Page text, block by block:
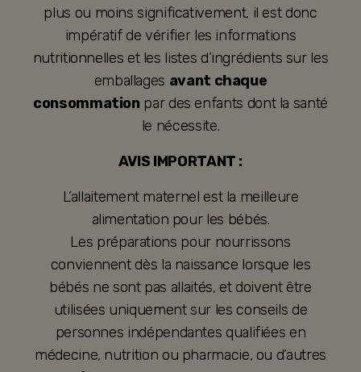
plus ou moins significativement, il est donc
impératif de vérifier les informations
nutritionnelles et les listes d’ingrédients sur les
emballages avant chaque
consommation par des enfants dont la santé
le nécessite.
AVIS IMPORTANT :
L’allaitement maternel est la meilleure
alimentation pour les bébés.
Les préparations pour nourrissons
conviennent dès la naissance lorsque les
bébés ne sont pas allaités, et doivent être
utilisées uniquement sur les conseils de
personnes indépendantes qualifiées en
médecine, nutrition ou pharmacie, ou d’autres